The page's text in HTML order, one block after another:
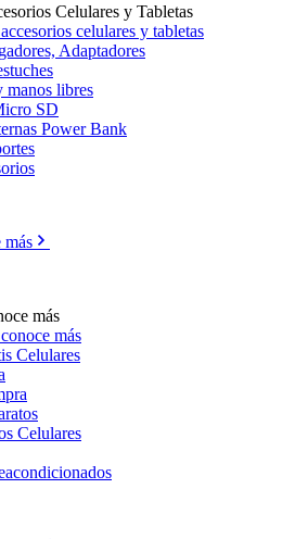
Celulares y Tabletas
celulares y tabletas
Adaptadores
libres
SD
Power Bank
más
más
más
Celulares
Celulares